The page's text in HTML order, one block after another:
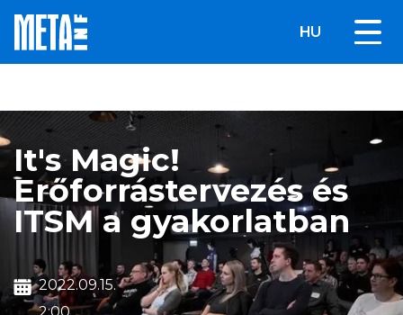
HU
It's Magic!
Erőforrástervezés és
ITSM a gyakorlatban
2022.09.15.